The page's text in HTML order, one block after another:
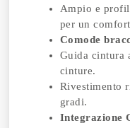
Ampio e
per un
Comode
Guida cintura
cinture.
Rivestimento
gradi.
Integrazione